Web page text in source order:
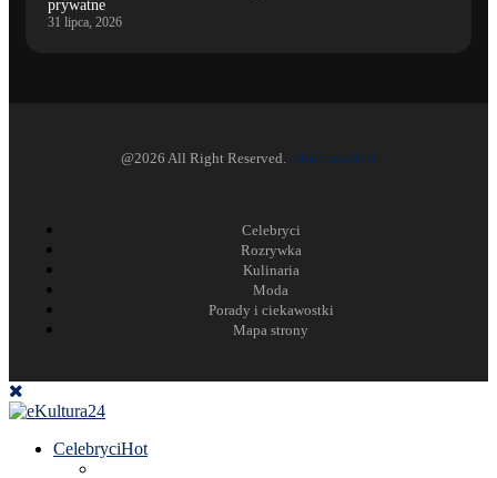
prywatne
31 lipca, 2026
@2026 All Right Reserved. eKultura24.pl
Celebryci
Rozrywka
Kulinaria
Moda
Porady i ciekawostki
Mapa strony
CelebryciHot